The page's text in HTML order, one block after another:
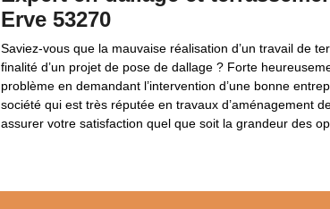
Erve 53270
Saviez-vous que la mauvaise réalisation d’un travail de
finalité d’un projet de pose de dallage ? Forte
problème en demandant l’intervention d’une bonne
société qui est très réputée en travaux d’aménagement
assurer votre satisfaction quel que soit la grandeur des